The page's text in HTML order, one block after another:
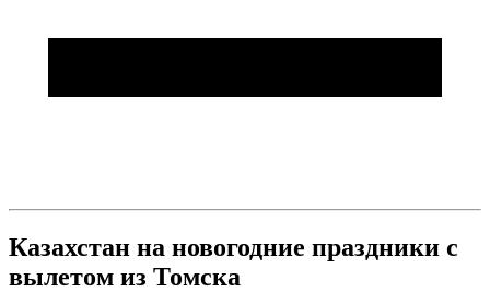
Казахстан на новогодние праздники с
вылетом из Томска